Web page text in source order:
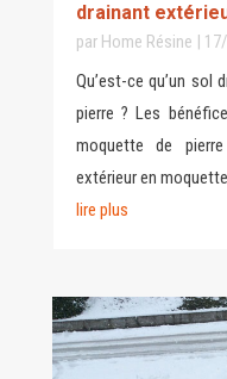
drainant
par Home Résine |
Qu’est-ce qu’un sol
pierre ? Les
moquette de
extérieur en
lire plus